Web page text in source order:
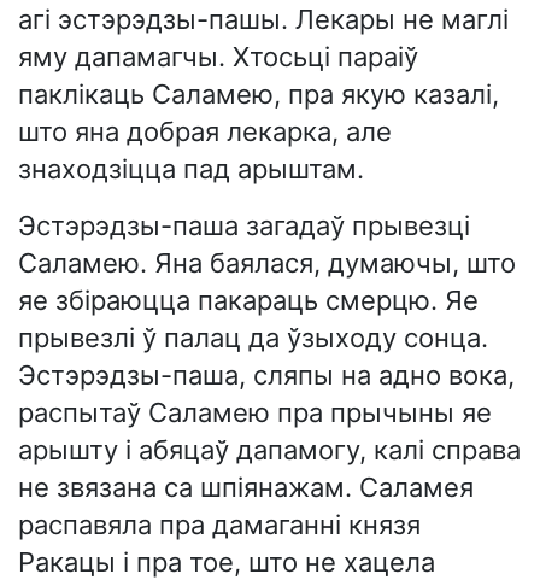
агі эстэрэдзы-пашы. Лекары не маглі
яму дапамагчы. Хтосьці параіў
паклікаць Саламею, пра якую казалі,
што яна добрая лекарка, але
знаходзіцца пад арыштам.
Эстэрэдзы-паша загадаў прывезці
Саламею. Яна баялася, думаючы, што
яе збіраюцца пакараць смерцю. Яе
прывезлі ў палац да ўзыходу сонца.
Эстэрэдзы-паша, сляпы на адно вока,
распытаў Саламею пра прычыны яе
арышту і абяцаў дапамогу, калі справа
не звязана са шпіянажам. Саламея
распавяла пра дамаганні князя
Ракацы і пра тое, што не хацела